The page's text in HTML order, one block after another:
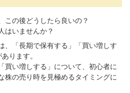
この後どうしたら良いの？
はいませんか？
、「長期で保有する」「買い増しす
ります。
買い増しする」について、初心者に
株の売り時を見極めるタイミングに